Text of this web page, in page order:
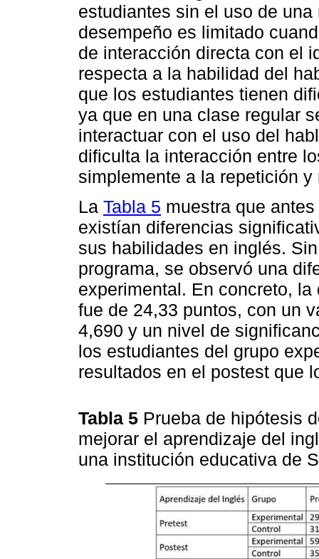
estudiantes sin el uso de
desempeño es limitado
de interacción directa con el
respecta a la habilidad del
que los estudiantes tienen
ya que en una clase regular
interactuar con el uso del
dificulta la interacción entre
simplemente a la repetición
La Tabla 5 muestra que
existían diferencias
sus habilidades en inglés.
programa, se observó una
experimental. En concreto,
fue de 24,33 puntos, con un
4,690 y un nivel de
los estudiantes del grupo
resultados en el postest que
Tabla 5 Prueba de hipótesis
mejorar el aprendizaje del
una institución educativa de